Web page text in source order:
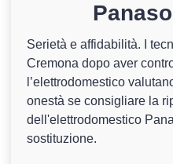
Serietà e affidabilità. I
Cremona dopo aver
l’elettrodomestico
onestà se consigliare la
dell'elettrodomestico
sostituzione.